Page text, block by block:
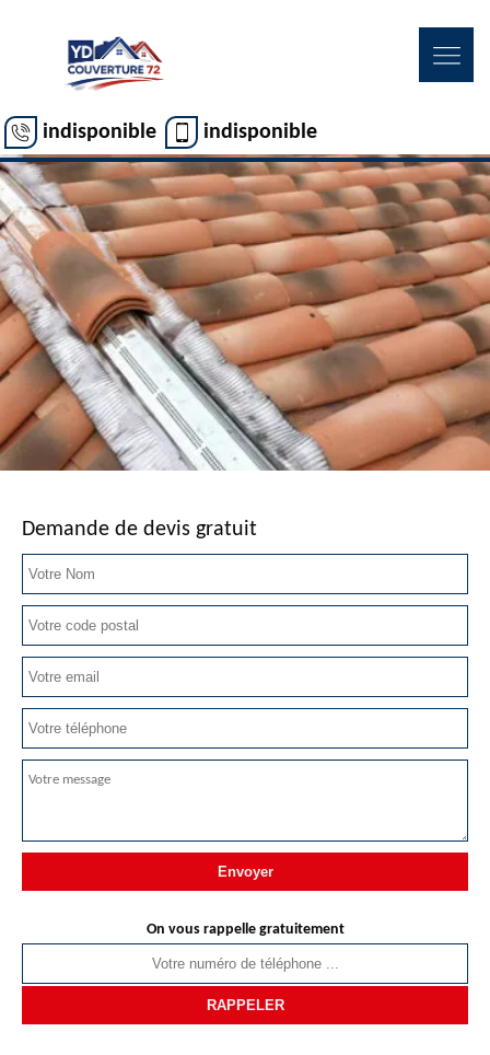
indisponible indisponible
Demande de devis gratuit
On vous rappelle gratuitement